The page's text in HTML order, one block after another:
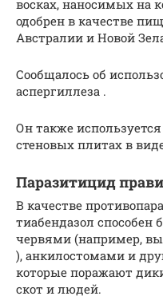
восках, наносимых на
одобрен в качестве
Австралии и Новой
Сообщалось об
аспергиллеза .
Он также
стеновых плитах в
Паразитицид
В качестве
тиабендазол способен
червями (например,
), анкилостомами и
которые поражают
скот и людей.